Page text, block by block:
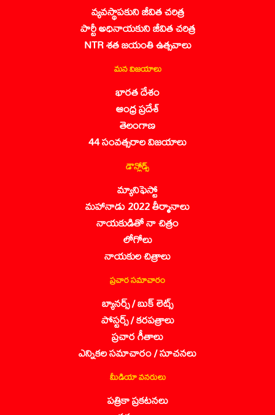
వ్యవస్థాపకుని జీవిత చరిత్ర
పార్టీ అధినాయకుని జీవిత చరిత్ర
NTR శత జయంతి ఉత్సవాలు
మన విజయాలు
భారత దేశం
ఆంధ్ర ప్రదేశ్
తెలంగాణ
44 సంవత్సరాల విజయాలు
డౌన్లోడ్స్
మ్యానిఫెస్టో
మహానాడు 2022 తీర్మానాలు
నాయకుడితో నా చిత్రం
లోగోలు
నాయకుల చిత్రాలు
ప్రచార సమాచారం
బ్యానర్స్ / బుక్ లెట్స్
పోస్టర్స్ / కరపత్రాలు
ప్రచార గీతాలు
ఎన్నికల సమాచారం / సూచనలు
మీడియా వనరులు
పత్రికా ప్రకటనలు